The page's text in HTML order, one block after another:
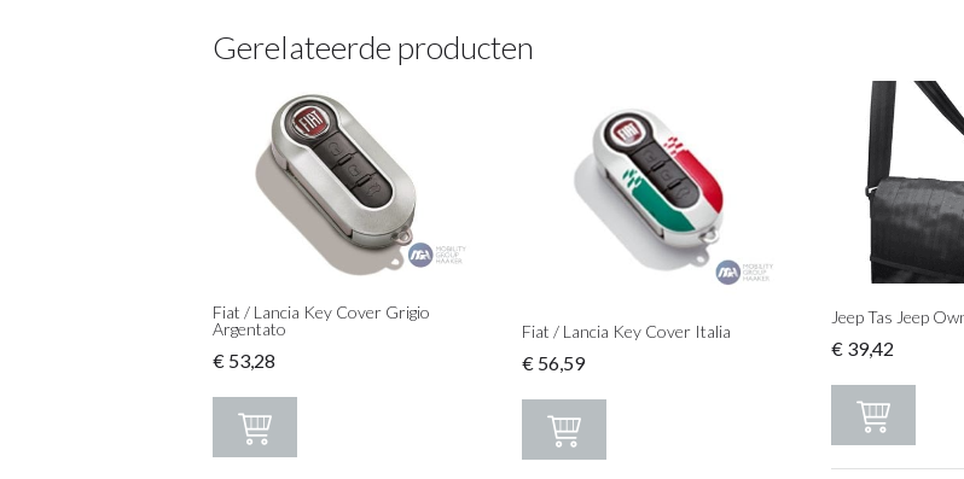
Gerelateerde producten
Fiat / Lancia Key Cover Grigio
Argentato
€ 53,28
Fiat / Lancia Key Cover Italia
€56,59
Jeep Tas Jeep
€ 39,42